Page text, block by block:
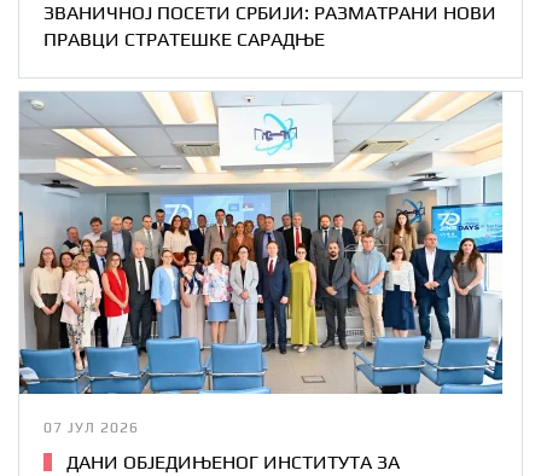
ЗВАНИЧНОЈ ПОСЕТИ СРБИЈИ: РАЗМАТРАНИ НОВИ
ПРАВЦИ СТРАТЕШКЕ САРАДЊЕ
07 ЈУЛ 2026
ДАНИ ОБЈЕДИЊЕНОГ ИНСТИТУТА ЗА